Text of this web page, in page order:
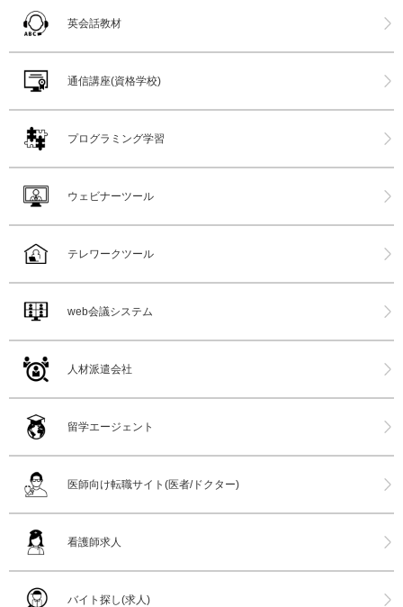
英会話教材
通信講座(資格学校)
プログラミング学習
ウェビナーツール
テレワークツール
web会議システム
人材派遣会社
留学エージェント
医師向け転職サイト(医者/ドクター)
看護師求人
バイト探し(求人)